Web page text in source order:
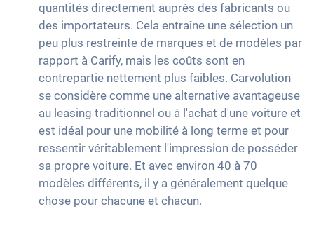
quantités directement auprès des fabricants ou
des importateurs. Cela entraîne une sélection un
peu plus restreinte de marques et de modèles par
rapport à Carify, mais les coûts sont en
contrepartie nettement plus faibles. Carvolution
se considère comme une alternative avantageuse
au leasing traditionnel ou à l'achat d'une voiture et
est idéal pour une mobilité à long terme et pour
ressentir véritablement l'impression de posséder
sa propre voiture. Et avec environ 40 à 70
modèles différents, il y a généralement quelque
chose pour chacune et chacun.